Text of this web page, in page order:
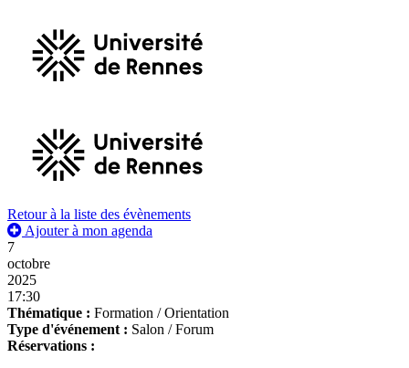
Retour à la liste des évènements
Ajouter à mon agenda
7
octobre
2025
17:30
Thématique : Formation / Orientation
Type d'événement : Salon / Forum
Réservations :